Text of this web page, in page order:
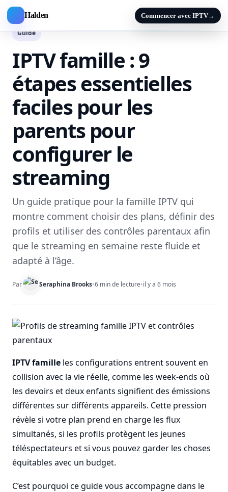
Halden Commencer avec IPTV→
Guide
IPTV famille : 9
étapes essentielles
faciles pour les
parents pour
configurer le
streaming
Un guide pratique pour la famille IPTV qui
montre comment choisir des plans, définir des
profils et utiliser des contrôles parentaux afin
que le streaming en semaine reste fluide et
adapté à l’âge.
Par Seraphina Brooks•6 min de lecture•il y a 6 mois
IPTV famille les configurations entrent souvent en
collision avec la vie réelle, comme les week-ends où
les devoirs et deux enfants signifient des émissions
différentes sur différents appareils. Cette pression
révèle si votre plan prend en charge les flux
simultanés, si les profils protègent les jeunes
téléspectateurs et si vous pouvez garder les choses
équitables avec un budget.
C’est pourquoi ce guide vous accompagne dans le